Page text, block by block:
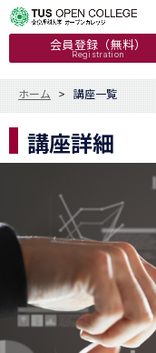
会員登録（無料）
Registration
ホーム 講座一覧
講座詳細